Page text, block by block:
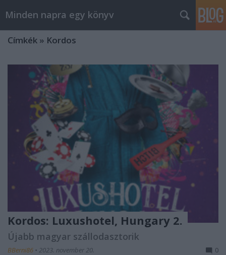
Minden napra egy könyv
Címkék » Kordos
Kordos: Luxushotel, Hungary 2.
Újabb magyar szállodasztorik
BBerni86 • 2023. november 20. 0